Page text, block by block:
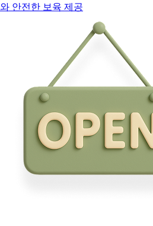
와 안전한 보육 제공